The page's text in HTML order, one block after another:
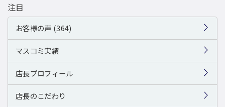
注目
お客様の声 (364)
マスコミ実績
店長プロフィール
店長のこだわり